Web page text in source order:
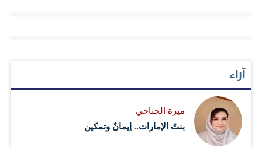
عامة. دور متعاظم وأفاد الدكتور محمد عتيق الفلاحي الأمين
العام للهيئة بأن مبادرة صاحب السمو الشيخ محمد بن راشد
آل مكتوم في هذا الصدد تجسد الدور المتعاظم لدولة الإمارات
وقيادتها الرشيدة في نشر نور العلم والمعرفة لدحر…
آراء
ميرة الجناحي
بنتُ الإمارات.. إيمانٌ وتمكين